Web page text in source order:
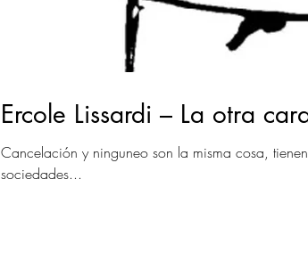
Ercole Lissardi – La otra
Cancelación y ninguneo son la misma cosa,
sociedades...